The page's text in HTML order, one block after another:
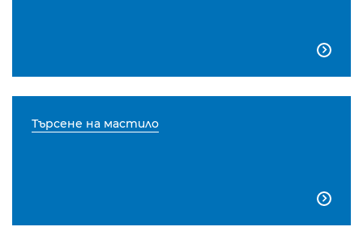

Търсене на мастило
